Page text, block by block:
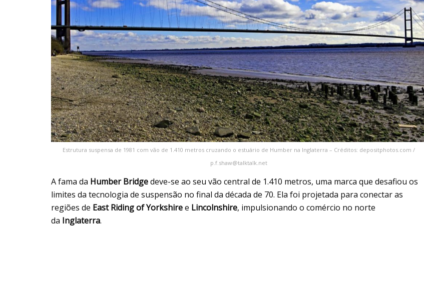
Estrutura suspensa de 1981 com vão de 1.410 metros cruzando o estuário de Humber na Inglaterra – Créditos: depositphotos.com /
p.f.shaw@talktalk.net
A fama da Humber Bridgedeve-se ao seu vão central de 1.410 metros, uma marca que desafiou os
limites da tecnologia de suspensão no final da década de 70. Ela foi projetada para conectar as
regiões de East Riding of Yorkshiree Lincolnshire, impulsionando o comércio no norte
da Inglaterra.